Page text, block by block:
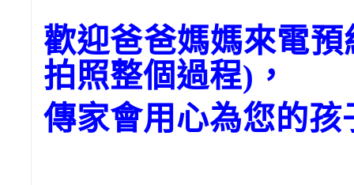
歡迎爸爸媽媽來電
拍照整個過程)，
傳家會用心為您的